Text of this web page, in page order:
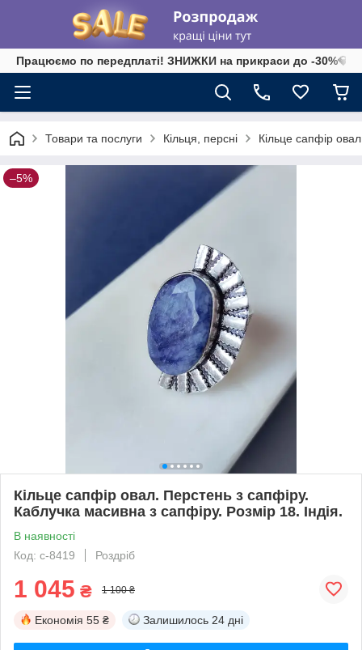
Працюємо по передплаті! ЗНИЖКИ на прикраси до -30%💎
Товари та послуги Кільця, персні Кільце сапфір
–5%
Кільце сапфір овал. Перстень з сапфіру.
Каблучка масивна з сапфіру. Розмір 18. Індія.
В наявності
Код: с-8419
Роздріб
1 045 ₴ 1 100 ₴
Економія 55 ₴ Залишилось 24 дні